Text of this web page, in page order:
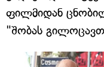
ფილმიდან
"შობას